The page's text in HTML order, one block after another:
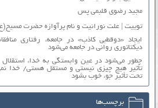
مجید رضوی قلبمی پس
توییت | علت نورانیت و نام پرآوازه حضرت
ایجاد «دوقطبی کاذب» در جامعه، رفتاری
دیکتاتوری روانی در جامعه می‌شود
چطور می‌شود در عین وابستگی به خدا،
تأثیر هیچ چیزی نیستی و مستقل هستی/ خدا
تحت تأثیر جوّ، خوب بشود
برچسب‌ها